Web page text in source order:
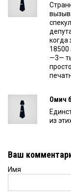
когда
18500
—3—
Омич
из
Ваш
Имя